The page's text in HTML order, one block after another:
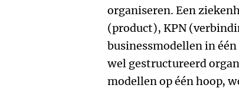
organiseren. Een
(product), KPN
businessmodellen in
wel gestructureerd
modellen op één hoop,